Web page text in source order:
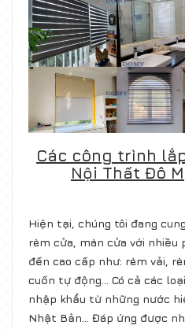
Các công trình
Nội Thất Đô
Hiện tại, chúng tôi đang
rèm cửa, màn cửa với nhiều
đến cao cấp như: rèm vải,
cuốn tự động… Có cả các
nhập khẩu từ những nước
Nhật Bản... Đáp ứng được